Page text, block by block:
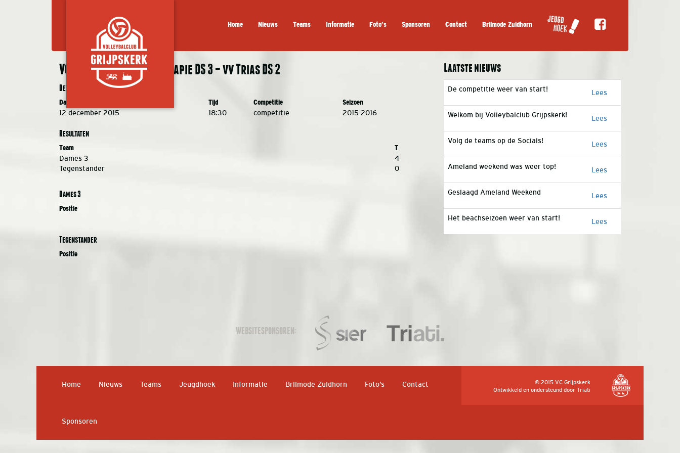
Home Nieuws Teams Informatie Foto’s Sponsoren Contact Brilmode Zuidhorn
VC Grijpskerk Fysiotherapie DS 3 – vv Trias DS 2
Details
Datum Tijd Competitie Seizoen
12 december 2015 18:30 competitie 2015-2016
Resultaten
Team T
Dames 3
4
Tegenstander
0
Dames 3
Positie
Tegenstander
Positie
Laatste nieuws
De competitie weer van start! Lees
Welkom bij Volleybalclub Grijpskerk! Lees
Volg de teams op de Socials! Lees
Ameland weekend was weer top! Lees
Geslaagd Ameland Weekend Lees
Het beachseizoen weer van start! Lees
WEBSITESPONSOREN:
Home Nieuws Teams Jeugdhoek Informatie Brilmode Zuidhorn Foto’s Contact
Sponsoren
© 2015 VC Grijpskerk
Ontwikkeld en ondersteund door Triati